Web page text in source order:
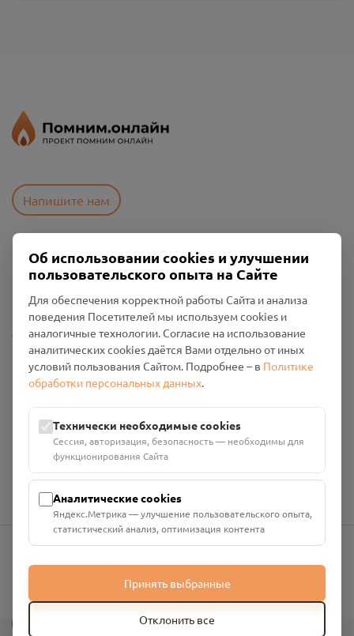
Напишите нам
Пользовательское соглашение
Политика конфиденциальности
Промо-материалы
Настройки cookies
Общество с ограниченной ответственностью «Смоленский
Проект Помним»
Юридический адрес: 216790, Смоленская область, р-н
Руднянский, г. Рудня, улица Западная, д. 26А, пом. 18
Номер счёта: 40702810901130004287 в АО "АЛЬФА-БАНК"
Кор. счёт: 30101810200000000593
info@pomnim.online
Об использовании cookies и улучшении
пользовательского опыта на Сайте
Для обеспечения корректной работы Сайта и анализа
поведения Посетителей мы используем cookies и
аналогичные технологии. Согласие на использование
аналитических cookies даётся Вами отдельно от иных
условий пользования Сайтом. Подробнее – в Политике
обработки персональных данных.
Технически необходимые cookies
Сессия, авторизация, безопасность — необходимы для
функционирования Сайта
Аналитические cookies
Яндекс.Метрика — улучшение пользовательского опыта,
статистический анализ, оптимизация контента
Принять выбранные
Отклонить все